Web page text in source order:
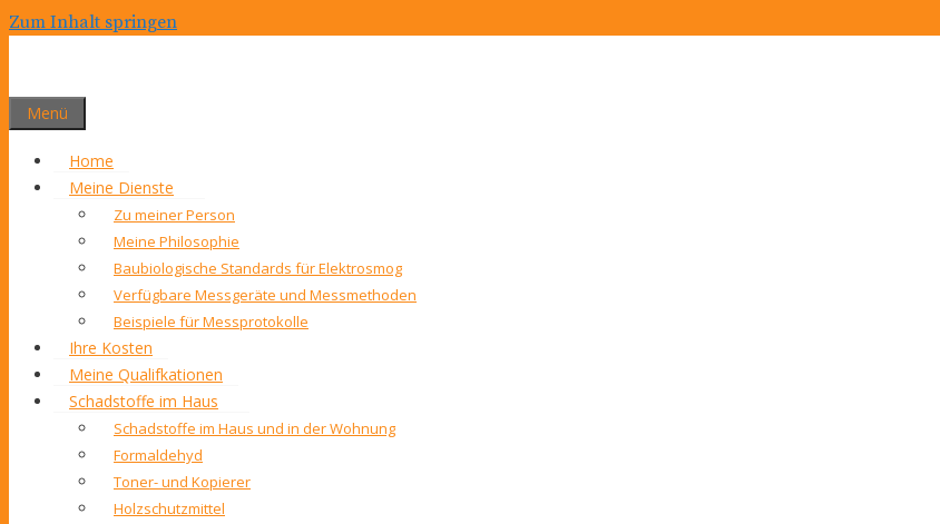
Zum Inhalt springen
Menü
Home
Meine Dienste
Zu meiner Person
Meine Philosophie
Baubiologische Standards für Elektrosmog
Verfügbare Messgeräte und Messmethoden
Beispiele für Messprotokolle
Ihre Kosten
Meine Qualifkationen
Schadstoffe im Haus
Schadstoffe im Haus und in der Wohnung
Formaldehyd
Toner- und Kopierer
Holzschutzmittel